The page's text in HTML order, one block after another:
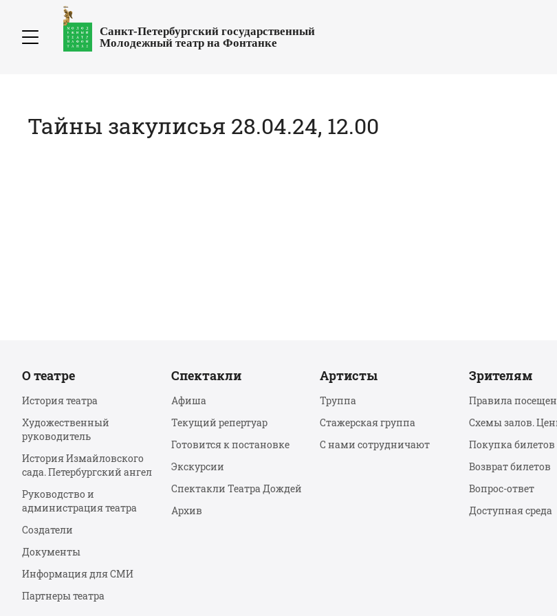
Санкт-Петербургский государственный
Молодежный театр на Фонтанке
Тайны закулисья 28.04.24, 12.00
О театре
История театра
Художественный
руководитель
История Измайловского
сада. Петербургский ангел
Руководство и
администрация театра
Создатели
Документы
Информация для СМИ
Партнеры театра
Спектакли
Афиша
Текущий репертуар
Готовится к постановке
Экскурсии
Спектакли Театра Дождей
Архив
Артисты
Труппа
Стажерская группа
С нами сотрудничают
Зрителям
Правила
Схемы залов.
Покупка билетов
Возврат билетов
Вопрос-ответ
Доступная среда